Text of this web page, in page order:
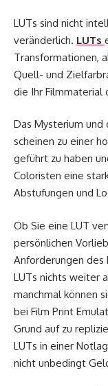
LUTs sind nicht
veränderlich. LUTs
Transformationen,
Quell- und
die Ihr Filmmaterial
Das Mysterium und
scheinen zu einer
geführt zu haben
Coloristen eine
Abstufungen und
Ob Sie eine LUT
persönlichen
Anforderungen des
LUTs nichts weiter
manchmal können
bei Film Print
Grund auf zu
LUTs in einer
nicht unbedingt